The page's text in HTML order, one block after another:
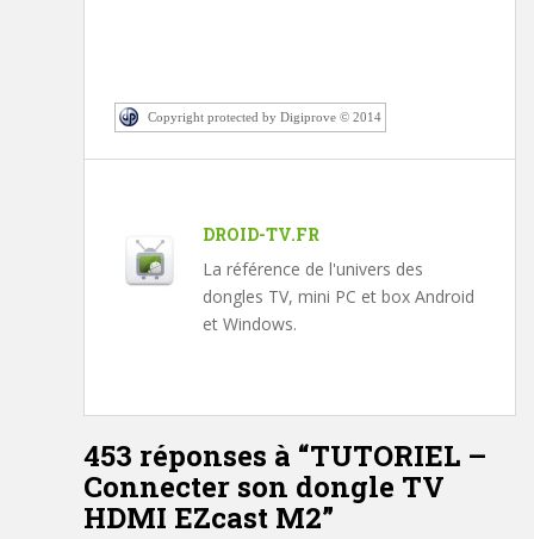
Copyright protected by Digiprove © 2014
DROID-TV.FR
La référence de l'univers des
dongles TV, mini PC et box Android
et Windows.
453 réponses à “TUTORIEL –
Connecter son dongle TV
HDMI EZcast M2”